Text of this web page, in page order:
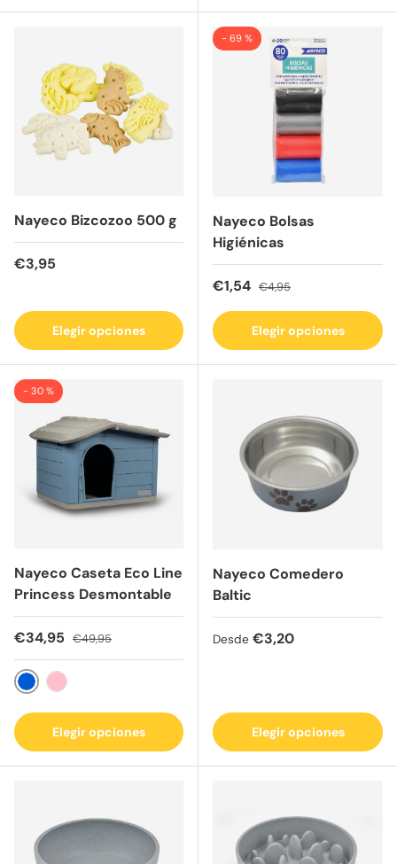
Nayeco Bizcozoo 500 g
Precio normal
€3,95
Elegir opciones
- 69 %
Nayeco Bolsas
Higiénicas
Precio de venta
€1,54 Precio normal
€4,95
Elegir opciones
- 30 %
Nayeco Caseta Eco Line
Princess Desmontable
Precio de venta
€34,95 Precio normal
€49,95
Azul Rosa
Elegir opciones
Nayeco Comedero
Baltic
Precio normal
Desde €3,20
Elegir opciones